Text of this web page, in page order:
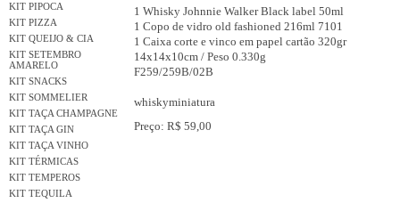
KIT PIPOCA
KIT PIZZA
KIT QUEIJO & CIA
KIT SETEMBRO
AMARELO
KIT SNACKS
KIT SOMMELIER
KIT TAÇA CHAMPAGNE
KIT TAÇA GIN
KIT TAÇA VINHO
KIT TÉRMICAS
KIT TEMPEROS
KIT TEQUILA
1 Whisky Johnnie Walker Black label 50ml
1 Copo de vidro old fashioned 216ml 7101
1 Caixa corte e vinco em papel cartão 320gr
14x14x10cm / Peso 0.330g
F259/259B/02B
whiskyminiatura
Preço: R$ 59,00